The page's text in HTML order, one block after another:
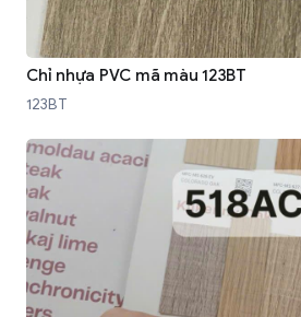
Chỉ nhựa PVC mã màu 123BT
123BT